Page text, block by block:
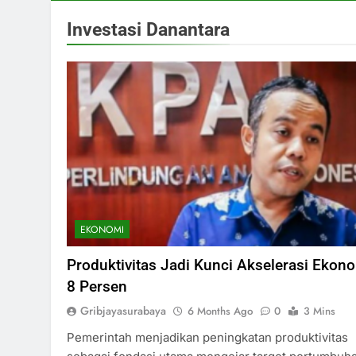
Investasi Danantara
EKONOMI
Produktivitas Jadi Kunci Akselerasi
8 Persen
Gribjayasurabaya 6 Months Ago 0
3 Mins
Pemerintah menjadikan peningkatan produktivitas